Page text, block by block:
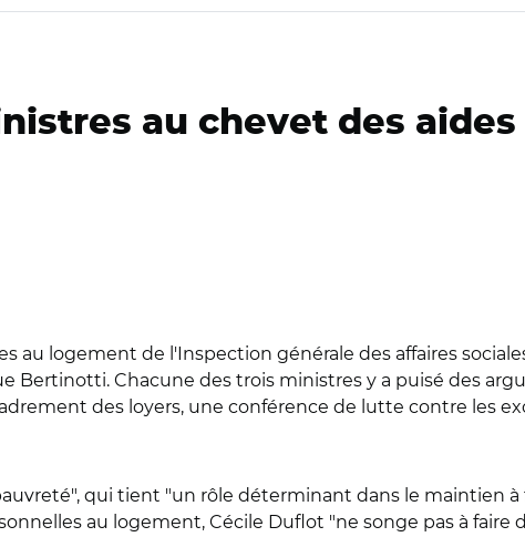
au chevet des
au logement de l'Inspection générale des affaires
Bertinotti. Chacune des trois ministres y a puisé des
des loyers, une conférence de lutte contre les
qui tient "un rôle déterminant dans le maintien
au logement, Cécile Duflot "ne songe pas à faire